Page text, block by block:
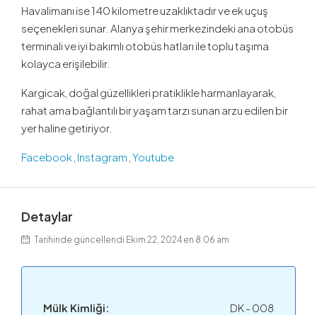
Havalimanı ise 140 kilometre uzaklıktadır ve ek uçuş
seçenekleri sunar. Alanya şehir merkezindeki ana otobüs
terminali ve iyi bakımlı otobüs hatları ile toplu taşıma
kolayca erişilebilir.
Kargicak, doğal güzellikleri pratiklikle harmanlayarak,
rahat ama bağlantılı bir yaşam tarzı sunan arzu edilen bir
yer haline getiriyor.
Facebook Instagram Youtube
Detaylar
Tarihinde güncellendi Ekim 22, 2024 en 8:06 am
Mülk Kimliği: DK - 008